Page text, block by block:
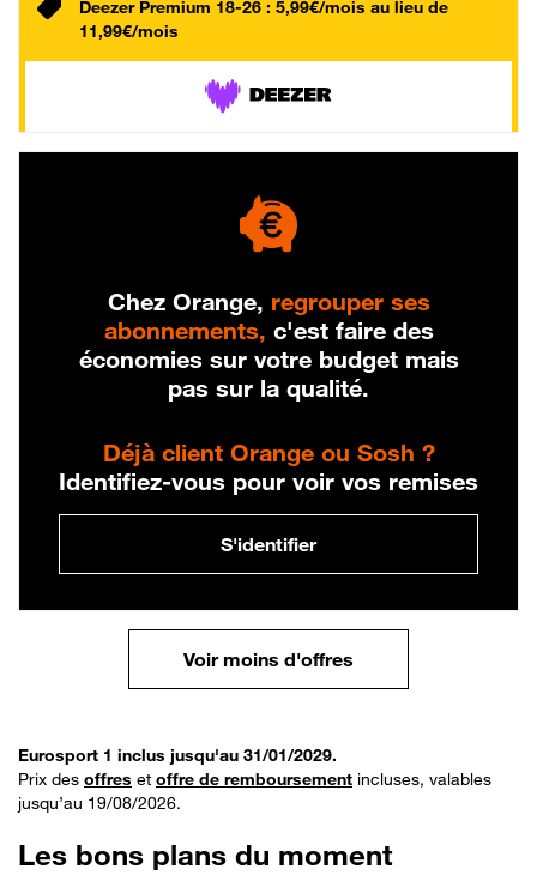
Deezer Premium 18-26 : 5,99€/mois au lieu de
11,99€/mois
Chez Orange, regrouper ses
abonnements, c'est faire des
économies sur votre budget mais
pas sur la qualité.
Déjà client Orange ou Sosh ?
Identifiez-vous pour voir vos remises
S'identifier
Voir moins d'offres
Eurosport 1 inclus jusqu'au 31/01/2029.
Prix des offres et offre de remboursement incluses, valables
jusqu’au 19/08/2026.
Les bons plans du moment